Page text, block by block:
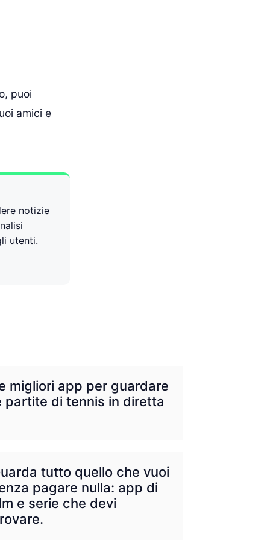
puoi
amici e
notizie
utenti.
migliori app per guardare
partite di tennis in diretta
tutto quello che vuoi
pagare nulla: app di
e serie che devi